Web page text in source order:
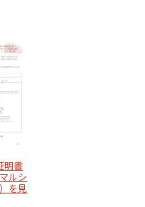
明書
ルシ
を見